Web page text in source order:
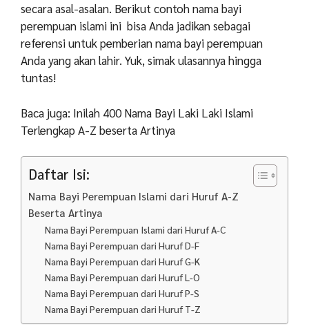
secara asal-asalan. Berikut contoh nama bayi
perempuan islami ini bisa Anda jadikan sebagai
referensi untuk pemberian nama bayi perempuan
Anda yang akan lahir. Yuk, simak ulasannya hingga
tuntas!
Baca juga: Inilah 400 Nama Bayi Laki Laki Islami
Terlengkap A-Z beserta Artinya
Daftar Isi:
Nama Bayi Perempuan Islami dari Huruf A-Z
Beserta Artinya
Nama Bayi Perempuan Islami dari Huruf A-C
Nama Bayi Perempuan dari Huruf D-F
Nama Bayi Perempuan dari Huruf G-K
Nama Bayi Perempuan dari Huruf L-O
Nama Bayi Perempuan dari Huruf P-S
Nama Bayi Perempuan dari Huruf T-Z